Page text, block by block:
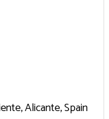
Alicante, Spain